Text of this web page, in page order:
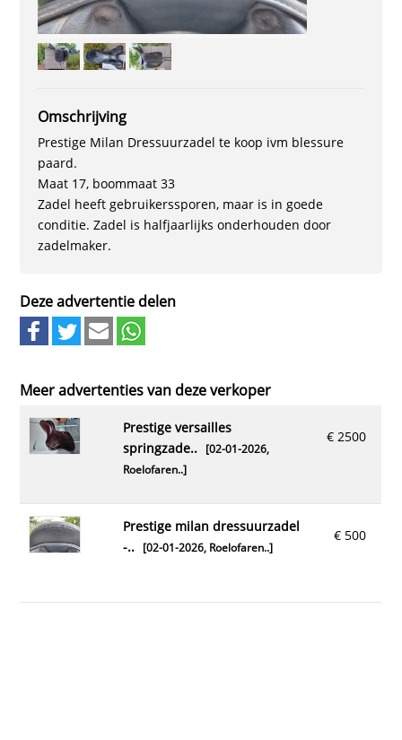
Omschrijving
Prestige Milan Dressuurzadel te koop ivm blessure
paard.
Maat 17, boommaat 33
Zadel heeft gebruikerssporen, maar is in goede
conditie. Zadel is halfjaarlijks onderhouden door
zadelmaker.
Deze advertentie delen
Meer advertenties van deze verkoper
€ 2500
prestige versailles
springzade..[02-01-2026,
Roelofaren..]
€ 500
prestige milan dressuurzadel
-..[02-01-2026, Roelofaren..]